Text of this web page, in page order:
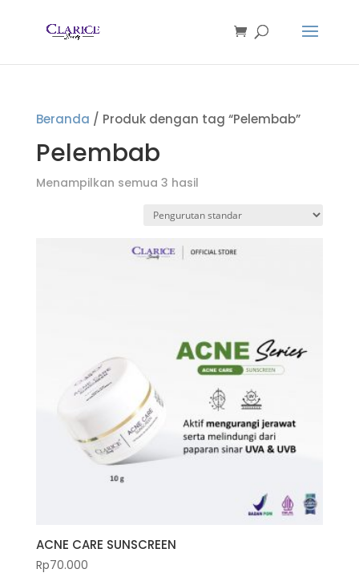
Beranda / Produk dengan tag “Pelembab”
Pelembab
Menampilkan semua 3 hasil
ACNE CARE SUNSCREEN
Rp70.000